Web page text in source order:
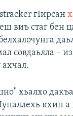
гIирсан
виъ стаг бен
совдаьлла –
хьалхо
кхин